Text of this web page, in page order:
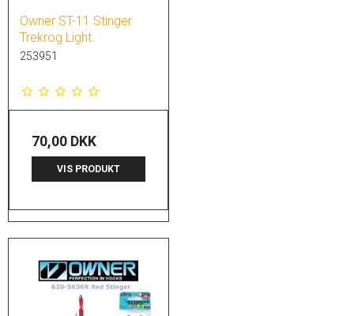
Owner ST-11 Stinger
Trekrog Light
253951
70,00 DKK
VIS PRODUKT